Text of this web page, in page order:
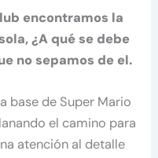
encontramos la
¿A qué se debe
no sepamos de el.
base de Super Mario
el camino para
atención al detalle